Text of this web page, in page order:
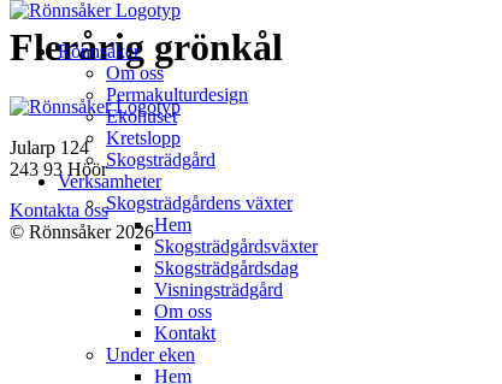
Hoppa
till
Rönnsåker
Om oss
Permakulturdesign
Ekohuset
Kretslopp
Skogsträdgård
Verksamheter
Skogsträdgårdens växter
Hem
Skogsträdgårdsväxter
Skogsträdgårdsdag
Visningsträdgård
Om oss
Kontakt
Under eken
Hem
Flerårig grönkål
Jularp 124
243 93 Höör
Kontakta oss
© Rönnsåker 2026